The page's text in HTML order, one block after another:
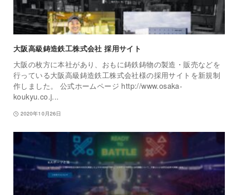
大阪高級鋳造鉄工株式会社 採用サイト
大阪の枚方に本社があり、おもに鋳鉄鋳物の製造・販売などを
行っている大阪高級鋳造鉄工株式会社様の採用サイトを新規制
作しました。 公式ホームページ http://www.osaka-
koukyu.co.j...
2020年10月26日